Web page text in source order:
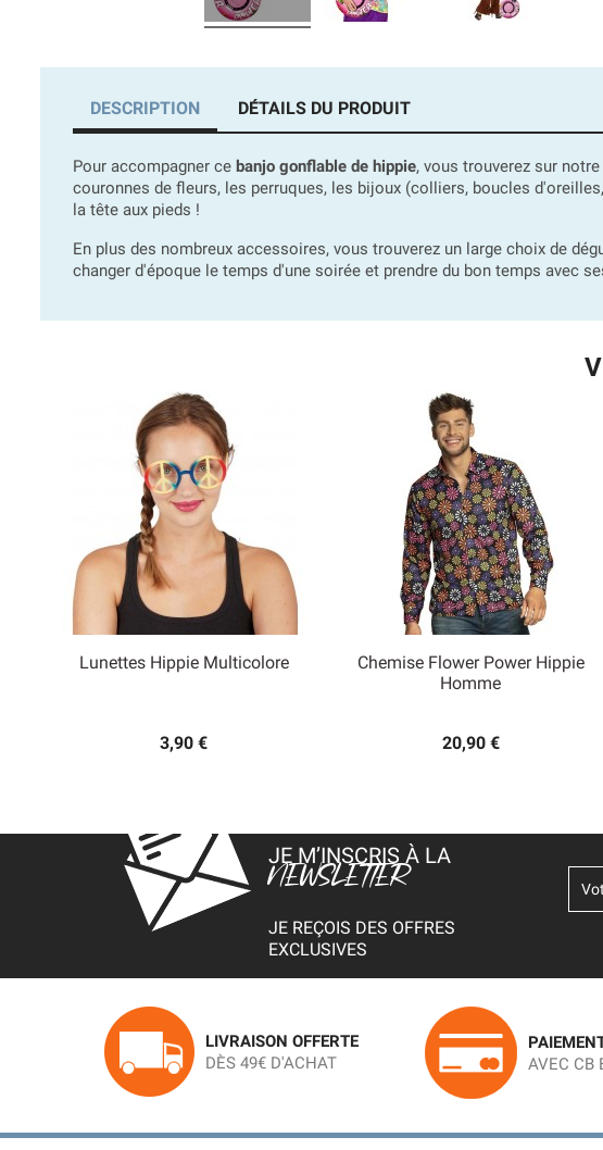
DESCRIPTION DÉTAILS DU PRODUIT
Pour accompagner ce banjo gonflable de hippie, vous trouverez sur
couronnes de fleurs, les perruques, les bijoux (colliers, boucles
la tête aux pieds !
En plus des nombreux accessoires, vous trouverez un large choix de
changer d'époque le temps d'une soirée et prendre du bon temps avec
Lunettes Hippie Multicolore
3,90 €
Chemise Flower Power Hippie
Homme
20,90 €
Aperçu rapide
JE M’INSCRIS À LA
NEWSLETTER
JE REÇOIS DES OFFRES
EXCLUSIVES
LIVRAISON OFFERTE
DÈS 49€ D'ACHAT
AVEC CB